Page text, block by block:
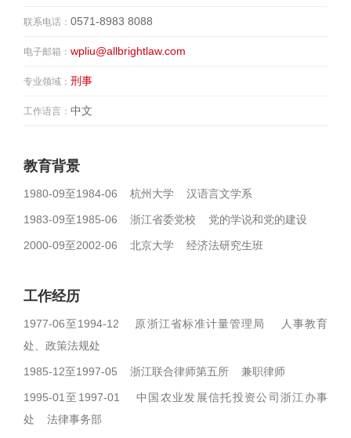
联系电话： 0571-8983 8088
电子邮箱： wpliu@allbrightlaw.com
专业领域： 刑事
工作语言： 中文
教育背景
1980-09至1984-06 杭州大学 汉语言文学系
1983-09至1985-06 浙江省委党校 党的学说和党的建设
2000-09至2002-06 北京大学 经济法研究生班
工作经历
1977-06至1994-12 原浙江省标准计量管理局 人事教育
处、政策法规处
1985-12至1997-05 浙江联合律师第五所 兼职律师
1995-01至1997-01 中国农业发展信托投资公司浙江办事
处 法律事务部